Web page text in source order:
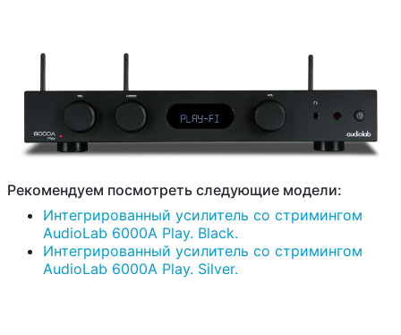
Рекомендуем посмотреть следующие модели:
Интегрированный усилитель со стримингом
AudioLab 6000A Play. Black.
Интегрированный усилитель со стримингом
AudioLab 6000A Play. Silver.